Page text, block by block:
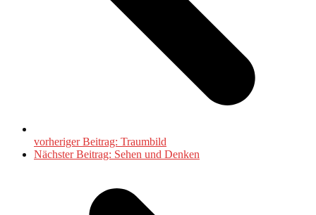
vorheriger Beitrag: Traumbild
Nächster Beitrag: Sehen und Denken